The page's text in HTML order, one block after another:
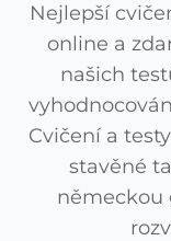
Nejlepší
online a
našich
Cvičení a
stavěné
německou